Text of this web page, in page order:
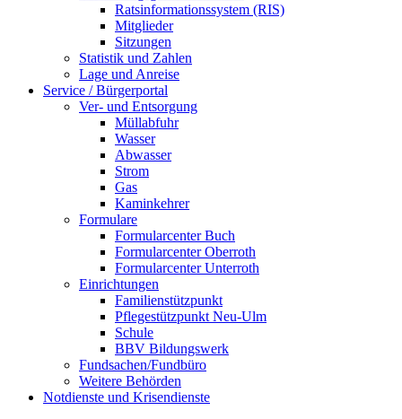
Ratsinformationssystem (RIS)
Mitglieder
Sitzungen
Statistik und Zahlen
Lage und Anreise
Service / Bürgerportal
Ver- und Entsorgung
Müllabfuhr
Wasser
Abwasser
Strom
Gas
Kaminkehrer
Formulare
Formularcenter Buch
Formularcenter Oberroth
Formularcenter Unterroth
Einrichtungen
Familienstützpunkt
Pflegestützpunkt Neu-Ulm
Schule
BBV Bildungswerk
Fundsachen/Fundbüro
Weitere Behörden
Notdienste und Krisendienste